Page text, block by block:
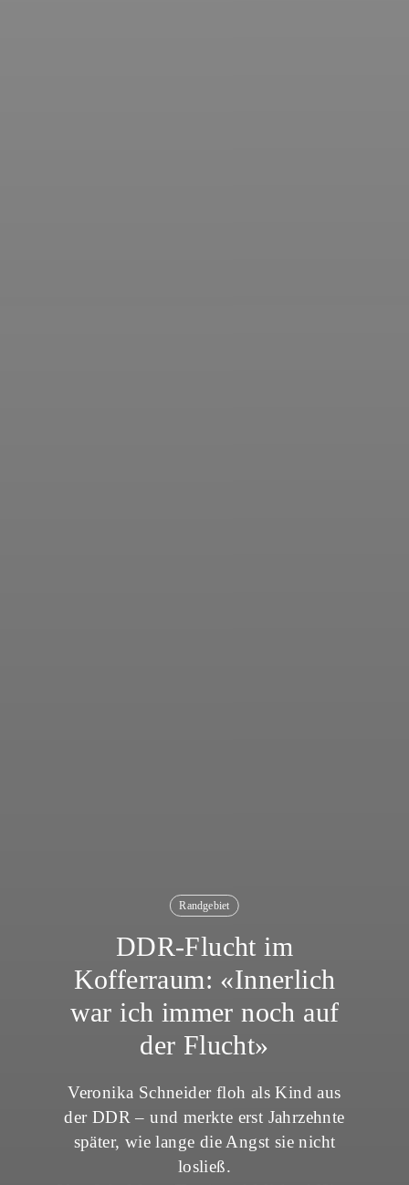
Randgebiet
DDR-Flucht im
Kofferraum: «Innerlich
war ich immer noch auf
der Flucht»
Veronika Schneider floh als Kind aus
der DDR – und merkte erst Jahrzehnte
später, wie lange die Angst sie nicht
losließ.